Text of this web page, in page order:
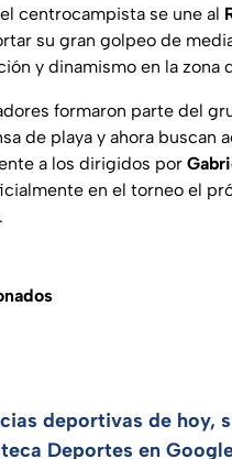
centrocampista se une al
su gran golpeo de
y dinamismo en la zona
formaron parte del
de playa y ahora buscan
a los dirigidos por
en el torneo el
.
deportivas de hoy,
Deportes en